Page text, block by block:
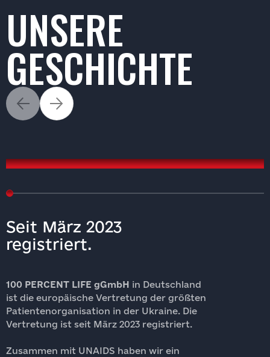
UNSERE
GESCHICHTE
2023
Seit März 2023
registriert.
100 PERCENT LIFE gGmbH in Deutschland
ist die europäische Vertretung der größten
Patientenorganisation in der Ukraine. Die
Vertretung ist seit März 2023 registriert.
Zusammen mit UNAIDS haben wir ein